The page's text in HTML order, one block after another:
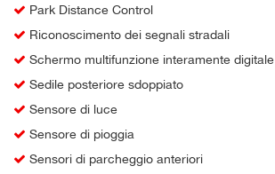
Park Distance Control
Riconoscimento dei segnali stradali
Schermo multifunzione interamente digitale
Sedile posteriore sdoppiato
Sensore di luce
Sensore di pioggia
Sensori di parcheggio anteriori